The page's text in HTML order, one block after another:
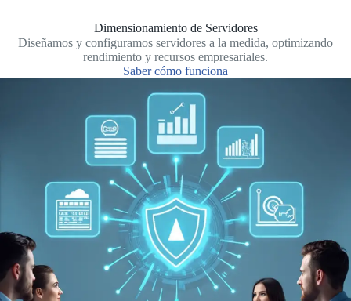
Dimensionamiento de Servidores
Diseñamos y configuramos servidores a la medida, optimizando
rendimiento y recursos empresariales.
Saber cómo funciona